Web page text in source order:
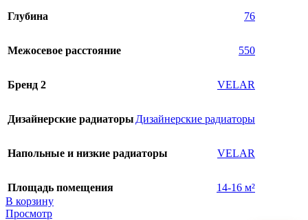
Глубина 76
Межосевое расстояние 550
Бренд 2 VELAR
Дизайнерские радиаторы Дизайнерские радиаторы
Напольные и низкие радиаторы VELAR
Площадь помещения
14-16 м²
В корзину
Просмотр